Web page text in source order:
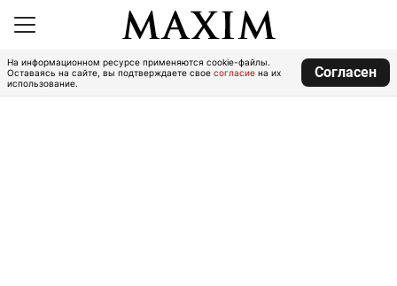
На информационном ресурсе применяются cookie-файлы.
Оставаясь на сайте, вы подтверждаете свое согласие на их
использование.
Согласен